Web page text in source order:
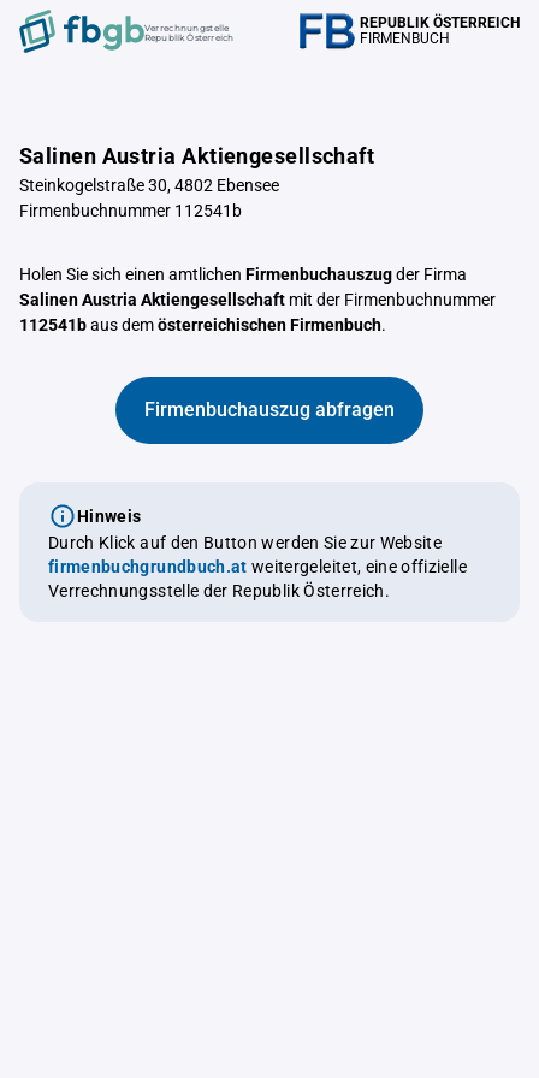
Verrechnungstelle
Republik Österreich
REPUBLIK ÖSTERREICH
FIRMENBUCH
Salinen Austria Aktiengesellschaft
Steinkogelstraße 30, 4802 Ebensee
Firmenbuchnummer 112541b
Holen Sie sich einen amtlichen Firmenbuchauszugder Firma
Salinen Austria Aktiengesellschaft mit der Firmenbuchnummer
112541baus demösterreichischen Firmenbuch.
Firmenbuchauszug abfragen
Hinweis
Durch Klick auf den Button werden Sie zur Website
firmenbuchgrundbuch.at weitergeleitet, eine offizielle
Verrechnungsstelle der Republik Österreich.